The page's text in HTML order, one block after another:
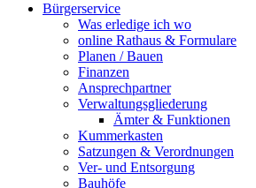
Bürgerservice
Was erledige ich wo
online Rathaus & Formulare
Planen / Bauen
Finanzen
Ansprechpartner
Verwaltungsgliederung
Ämter & Funktionen
Kummerkasten
Satzungen & Verordnungen
Ver- und Entsorgung
Bauhöfe